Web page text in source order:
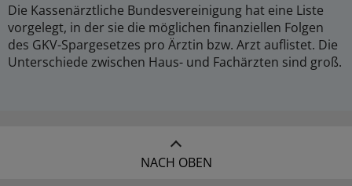
Die Kassenärztliche Bundesvereinigung hat eine Liste
vorgelegt, in der sie die möglichen finanziellen Folgen
des GKV-Spargesetzes pro Ärztin bzw. Arzt auflistet. Die
Unterschiede zwischen Haus- und Fachärzten sind groß.
NACH OBEN